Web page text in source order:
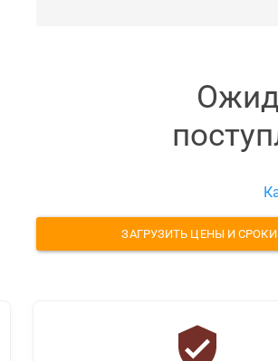
ЗАГРУЗИТЬ ЦЕНЫ И СРОКИ